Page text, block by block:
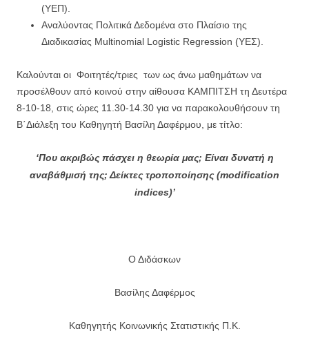
(ΥΕΠ).
Αναλύοντας Πολιτικά Δεδομένα στο Πλαίσιο της
Διαδικασίας Multinomial Logistic Regression (ΥΕΣ).
Καλούνται οι Φοιτητές/τριες των ως άνω μαθημάτων να
προσέλθουν από κοινού στην αίθουσα ΚΑΜΠΙΤΣΗ τη Δευτέρα
8-10-18, στις ώρες 11.30-14.30 για να παρακολουθήσουν τη
Β΄Διάλεξη του Καθηγητή Βασίλη Δαφέρμου, με τίτλο:
‘Που ακριβώς πάσχει η θεωρία μας; Είναι δυνατή η
αναβάθμισή της; Δείκτες τροποποίησης (modification
indices)’
Ο Διδάσκων
Βασίλης Δαφέρμος
Καθηγητής Κοινωνικής Στατιστικής Π.Κ.